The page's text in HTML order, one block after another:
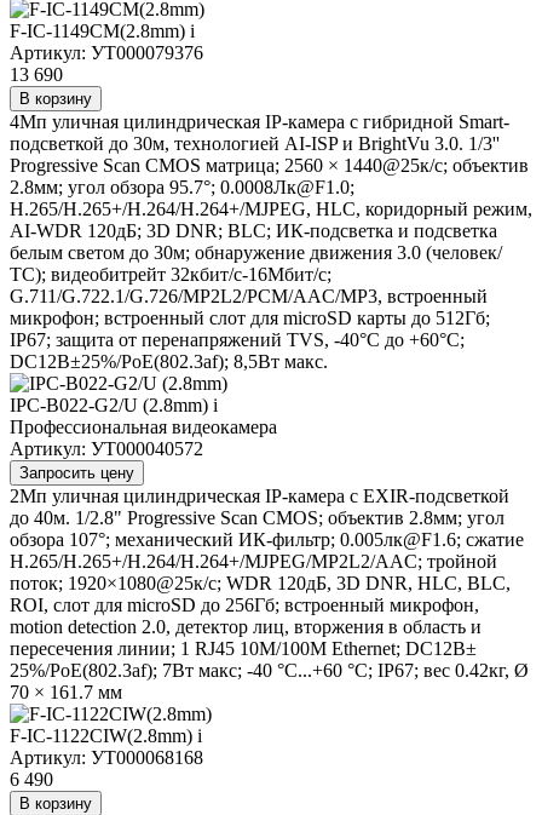
F-IC-1149CM(2.8mm) i
Артикул: УТ000079376
13 690
В корзину
4Мп уличная цилиндрическая IP-камера с гибридной Smart-
подсветкой до 30м, технологией AI-ISP и BrightVu 3.0. 1/3''
Progressive Scan CMOS матрица; 2560 × 1440@25к/с; объектив
2.8мм; угол обзора 95.7°; 0.0008Лк@F1.0;
H.265/H.265+/H.264/H.264+/MJPEG, HLC, коридорный режим,
AI-WDR 120дБ; 3D DNR; BLC; ИК-подсветка и подсветка
белым светом до 30м; обнаружение движения 3.0 (человек/
ТС); видеобитрейт 32кбит/с-16Мбит/с;
G.711/G.722.1/G.726/MP2L2/PCM/AAC/MP3, встроенный
микрофон; встроенный слот для microSD карты до 512Гб;
IP67; защита от перенапряжений TVS, -40°C до +60°C;
DC12В±25%/PoE(802.3af); 8,5Вт макс.
IPC-B022-G2/U (2.8mm) i
Профессиональная видеокамера
Артикул: УТ000040572
Запросить цену
2Мп уличная цилиндрическая IP-камера с EXIR-подсветкой
до 40м. 1/2.8" Progressive Scan CMOS; объектив 2.8мм; угол
обзора 107°; механический ИК-фильтр; 0.005лк@F1.6; сжатие
H.265/H.265+/H.264/H.264+/MJPEG/MP2L2/AAC; тройной
поток; 1920×1080@25к/с; WDR 120дБ, 3D DNR, HLC, BLC,
ROI, слот для microSD до 256Гб; встроенный микрофон,
motion detection 2.0, детектор лиц, вторжения в область и
пересечения линии; 1 RJ45 10M/100M Ethernet; DC12В±
25%/PoE(802.3af); 7Вт макс; -40 °C...+60 °C; IP67; вес 0.42кг, Ø
70 × 161.7 мм
F-IC-1122CIW(2.8mm) i
Артикул: УТ000068168
6 490
В корзину